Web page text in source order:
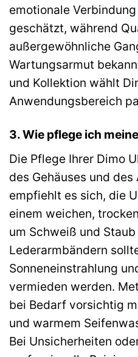
emotionale
geschätzt, während
außergewöhnliche
Wartungsarmut
und Kollektion wählt
Anwendungsbereich
3. Wie pflege ich
Die Pflege Ihrer Dimo
des Gehäuses und
empfiehlt es sich, die
einem weichen,
um Schweiß und
Lederarmbändern
Sonneneinstrahlung
vermieden werden.
bei Bedarf vorsichtig
und warmem
Bei Unsicherheiten